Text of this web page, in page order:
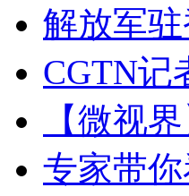
解放军
CGTN记
【微视
专家带